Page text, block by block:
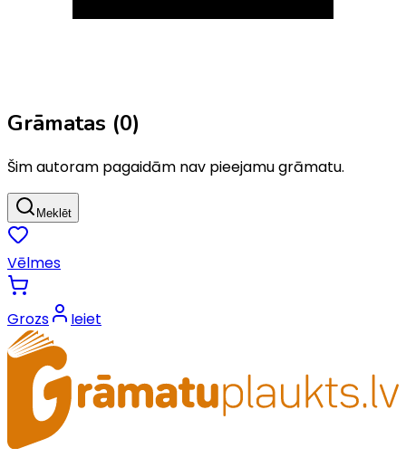
Grāmatas (0)
Šim autoram pagaidām nav pieejamu grāmatu.
Meklēt
Vēlmes
Grozs Ieiet